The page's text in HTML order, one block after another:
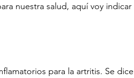
nuestra salud, aquí voy indicar
para la artritis. Se